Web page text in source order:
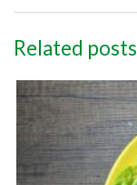
Related posts